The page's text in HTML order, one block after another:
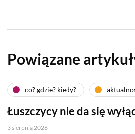
Powiązane
co? gdzie? kiedy?
Łuszczycy nie da się
3 sierpnia 2026